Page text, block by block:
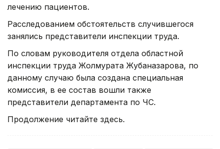
лечению пациентов.
Расследованием обстоятельств случившегося
занялись представители инспекции труда.
По словам руководителя отдела областной
инспекции труда Жолмурата Жубаназарова, по
данному случаю была создана специальная
комиссия, в ее состав вошли также
представители департамента по ЧС.
Продолжение читайте здесь.